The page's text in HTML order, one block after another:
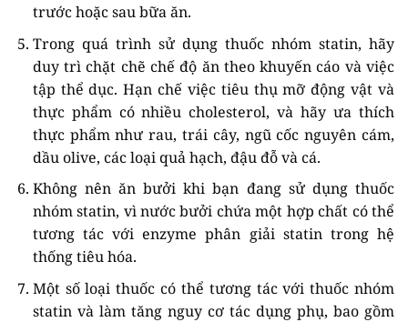
trước hoặc sau bữa ăn.
Trong quá trình sử dụng thuốc nhóm statin, hãy
duy trì chặt chẽ chế độ ăn theo khuyến cáo và việc
tập thể dục. Hạn chế việc tiêu thụ mỡ động vật và
thực phẩm có nhiều cholesterol, và hãy ưa thích
thực phẩm như rau, trái cây, ngũ cốc nguyên cám,
dầu olive, các loại quả hạch, đậu đỗ và cá.
Không nên ăn bưởi khi bạn đang sử dụng thuốc
nhóm statin, vì nước bưởi chứa một hợp chất có thể
tương tác với enzyme phân giải statin trong hệ
thống tiêu hóa.
Một số loại thuốc có thể tương tác với thuốc nhóm
statin và làm tăng nguy cơ tác dụng phụ, bao gồm